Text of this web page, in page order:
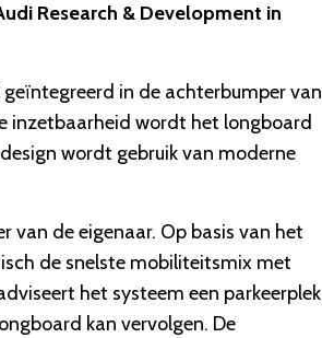
Research & Development in
in de achterbumper van
inzetbaarheid wordt het longboard
wordt gebruik van moderne
de eigenaar. Op basis van het
de snelste mobiliteitsmix met
het systeem een parkeerplek
kan vervolgen. De